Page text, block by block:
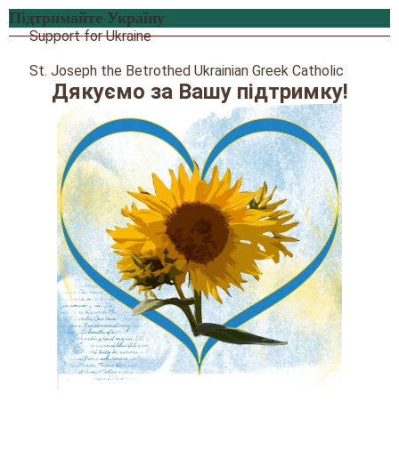
Підтримайте Україну
Support for Ukraine
St. Joseph the Betrothed Ukrainian Greek Catholic
Дякуємо за Вашу підтримку!